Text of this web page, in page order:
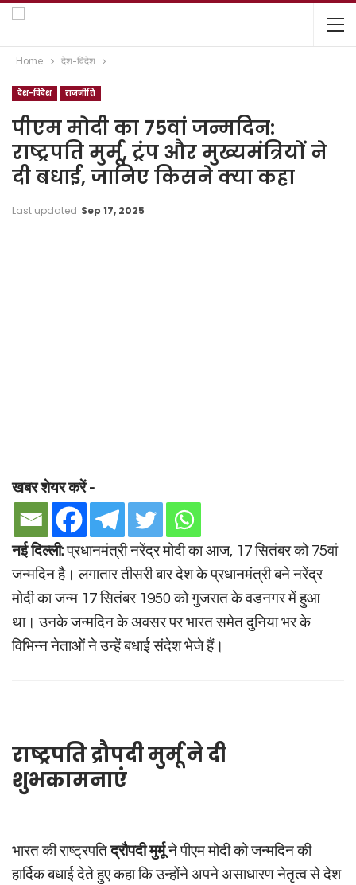
Home देश-विदेश
देश-विदेश राजनीति
पीएम मोदी का 75वां जन्मदिन:
राष्ट्रपति मुर्मू, ट्रंप और मुख्यमंत्रियों ने
दी बधाई, जानिए किसने क्या कहा
Last updated Sep 17, 2025
खबर शेयर करें -
नई दिल्ली:प्रधानमंत्री नरेंद्र मोदी का आज, 17 सितंबर को 75वां
जन्मदिन है। लगातार तीसरी बार देश के प्रधानमंत्री बने नरेंद्र
मोदी का जन्म 17 सितंबर 1950 को गुजरात के वडनगर में हुआ
था। उनके जन्मदिन के अवसर पर भारत समेत दुनिया भर के
विभिन्न नेताओं ने उन्हें बधाई संदेश भेजे हैं।
राष्ट्रपति द्रौपदी मुर्मू ने दी
शुभकामनाएं
भारत की राष्ट्रपतिद्रौपदी मुर्मूने पीएम मोदी को जन्मदिन की
हार्दिक बधाई देते हुए कहा कि उन्होंने अपने असाधारण नेतृत्व से देश